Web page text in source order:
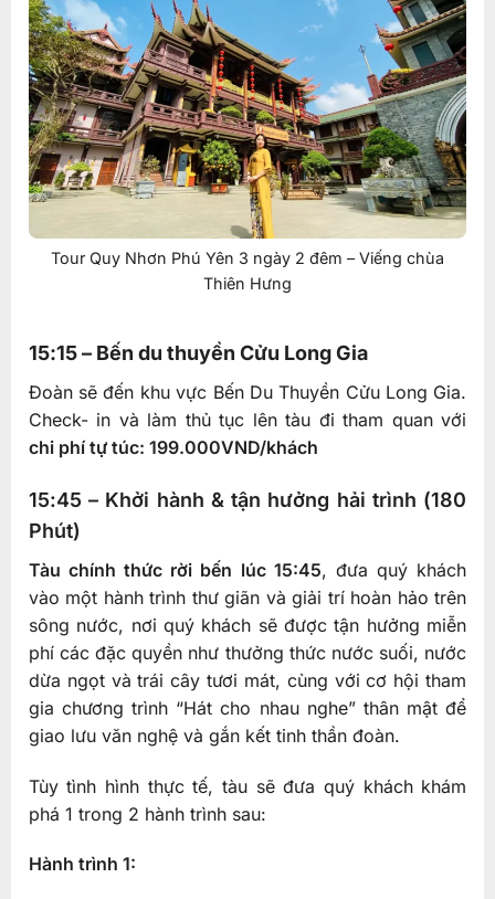
Tour Quy Nhơn Phú Yên 3 ngày 2 đêm – Viếng chùa
Thiên Hưng
15:15 – Bến du thuyền Cửu Long Gia
Đoàn sẽ đến khu vực Bến Du Thuyền Cửu Long Gia.
Check- in và làm thủ tục lên tàu đi tham quan với
chi phí tự túc: 199.000VND/khách
15:45 – Khởi hành & tận hưởng hải trình (180
Phút)
Tàu chính thức rời bến lúc 15:45, đưa quý khách
vào một hành trình thư giãn và giải trí hoàn hảo trên
sông nước, nơi quý khách sẽ được tận hưởng miễn
phí các đặc quyền như thưởng thức nước suối, nước
dừa ngọt và trái cây tươi mát, cùng với cơ hội tham
gia chương trình “Hát cho nhau nghe” thân mật để
giao lưu văn nghệ và gắn kết tinh thần đoàn.
Tùy tình hình thực tế, tàu sẽ đưa quý khách khám
phá 1 trong 2 hành trình sau:
Hành trình 1: